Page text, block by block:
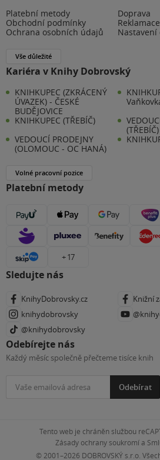
Platební metody
Doprava
Obchodní podmínky
Ochrana osobních údajů
Nastavení
Vše důležité
Kariéra v Knihy Dobrovský
KNIHKUPEC (ZKRÁCENÝ
ÚVAZEK) - ČESKÉ
BUDĚJOVICE
KNIHKUPEC (TŘEBÍČ)
(TŘEBÍČ)
VEDOUCÍ PRODEJNY
(OLOMOUC - OC HANÁ)
Volné pracovní pozice
Platební metody
+ 17
Sledujte nás
KnihyDobrovsky.cz
Knižní
knihydobrovsky
@knihydobrovsky
Odebírejte nás
Každý měsíc společně přečteme tisíce knih
Odebírat
Tento web je chráněn službou
Zásady ochrany soukromía
© 2001–2026 DOBROVSKÝ s.r.o.